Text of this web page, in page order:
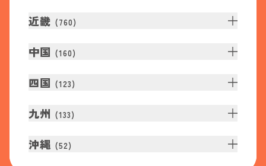
近畿 (760)
中国 (160)
四国 (123)
九州 (133)
沖縄 (52)